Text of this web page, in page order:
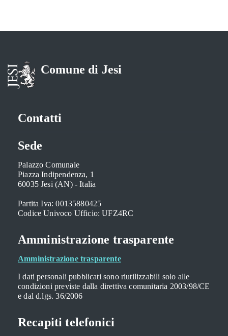
Comune di Jesi
Contatti
Sede
Palazzo Comunale
Piazza Indipendenza, 1
60035 Jesi (AN) - Italia
Partita Iva: 00135880425
Codice Univoco Ufficio: UFZ4RC
Amministrazione trasparente
Amministrazione trasparente
I dati personali pubblicati sono riutilizzabili solo alle
condizioni previste dalla direttiva comunitaria 2003/98/CE
e dal d.lgs. 36/2006
Recapiti telefonici